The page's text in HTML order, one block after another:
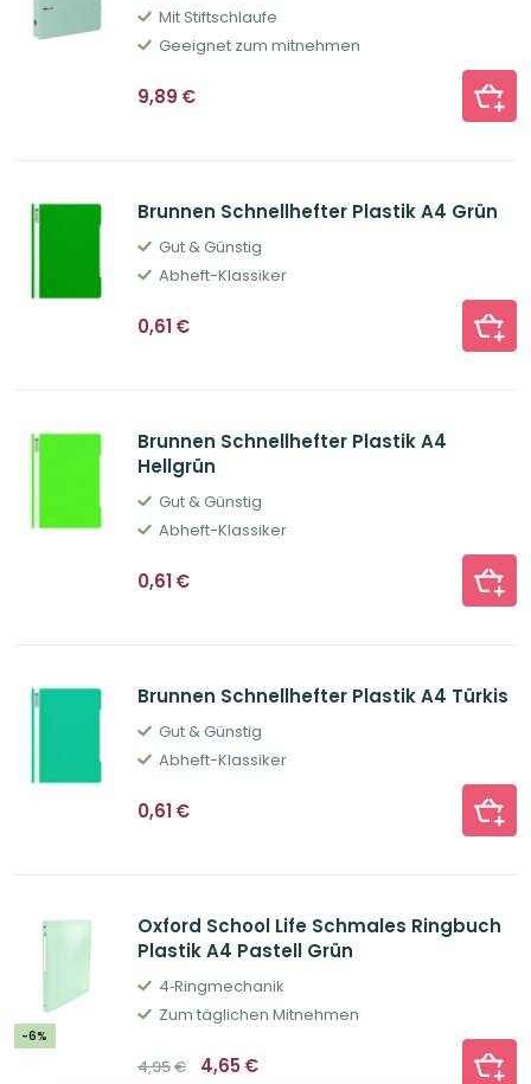
Mit Stiftschlaufe
Geeignet zum mitnehmen
9,89 €
Brunnen Schnellhefter Plastik A4 Grün
Gut & Günstig
Abheft-Klassiker
0,61€
Brunnen Schnellhefter Plastik A4
Hellgrün
Gut & Günstig
Abheft-Klassiker
0,61€
Brunnen Schnellhefter Plastik A4 Türkis
Gut & Günstig
Abheft-Klassiker
0,61€
-6%
Oxford School Life Schmales Ringbuch
Plastik A4 Pastell Grün
4‐Ringmechanik
Zum täglichen Mitnehmen
4,95€ Ursprünglicher
Preis
4,65 €